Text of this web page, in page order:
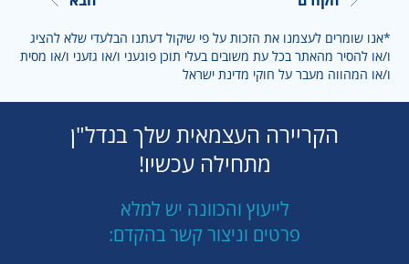
*אנו שומרים לעצמנו את הזכות על פי שיקול דעתנו הבלעדי שלא להציג
ו/או להסיר מהאתר בכל עת משובים בעלי תוכן פוגעני ו/או גזעני ו/או מסית
ו/או המהווה מעבר על חוקי מדינת ישראל
הקריירה העצמאית שלך בנדל"ן
מתחילה עכשיו!
לייעוץ והכוונה יש למלא
פרטים וניצור קשר בהקדם: